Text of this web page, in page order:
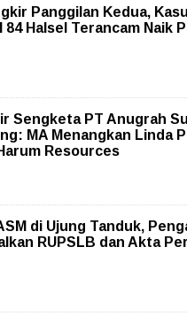
Panggilan Kedua,
84 Halsel Terancam Naik
Sengketa PT Anugrah
MA Menangkan Linda
Resources
di Ujung Tanduk,
RUPSLB dan Akta